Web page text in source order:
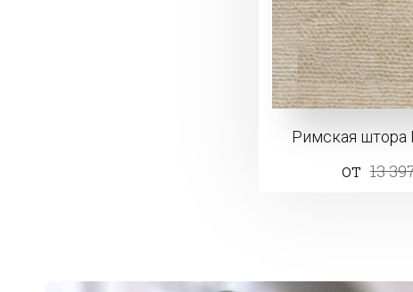
Римская
от 13